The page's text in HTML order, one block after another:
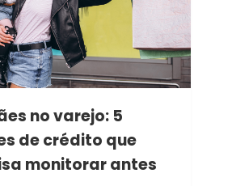
no varejo: 5
de crédito que
monitorar antes